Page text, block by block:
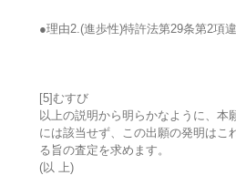
●理由2.(進歩性)特許法第29条第2項違
[5]むすび
以上の説明から明らかなように、本
には該当せず、この出願の発明はこ
る旨の査定を求めます。
(以 上)